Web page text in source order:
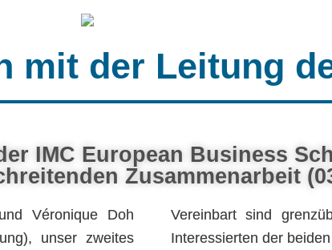
mit der Leitung
IMC European Business
Zusammenarbeit
Véronique Doh
unser zweites
Vereinbart sind
Interessierten der